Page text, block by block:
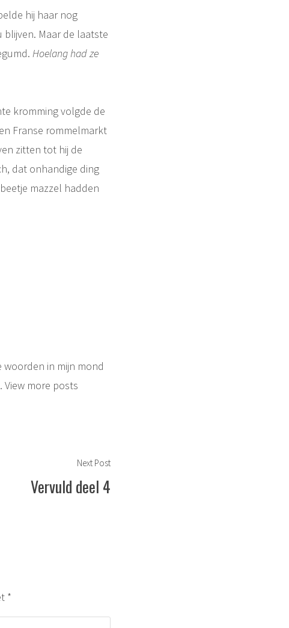
hij haar nog
Maar de laatste
Hoelang had ze
kromming volgde de
Franse rommelmarkt
zitten tot hij de
dat onhandige ding
mazzel hadden
woorden in mijn mond
View more posts
Next PostNext
Vervuld deel 4
*